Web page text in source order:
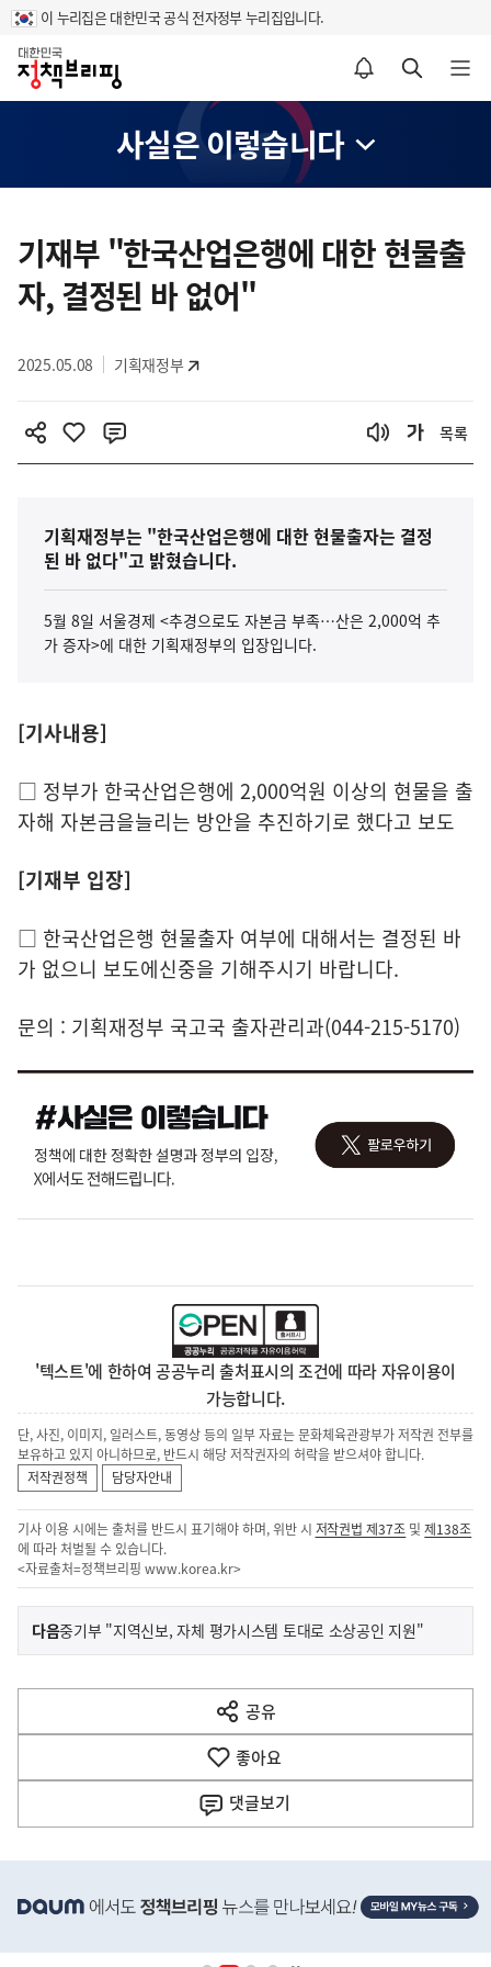
이 누리집은 대한민국 공식 전자정부 누리집입니다.
홈
알림설정 바로가기 검색 바로가기 메뉴 열기
사실은 이렇습니다
텐
츠
영
기재부 "한국산업은행에 대한 현물출
자, 결정된 바 없어"
2025.05.08 기획재정부
목록
기획재정부는 "한국산업은행에 대한 현물출자는 결정
된 바 없다"고 밝혔습니다.
5월 8일 서울경제 <추경으로도 자본금 부족…산은 2,000억 추
가 증자>에 대한 기획재정부의 입장입니다.
[기사내용]
□ 정부가 한국산업은행에 2,000억원 이상의 현물을 출
자해 자본금을늘리는 방안을 추진하기로 했다고 보도
[기재부 입장]
□ 한국산업은행 현물출자 여부에 대해서는 결정된 바
가 없으니 보도에신중을 기해주시기 바랍니다.
문의 : 기획재정부 국고국 출자관리과(044-215-5170)
'텍스트'에 한하여 공공누리 출처표시의 조건에 따라 자유이용이
가능합니다.
단, 사진, 이미지, 일러스트, 동영상 등의 일부 자료는 문화체육관광부가 저작권 전부를
보유하고 있지 아니하므로, 반드시 해당 저작권자의 허락을 받으셔야 합니다.
저작권정책
담당자안내
기사 이용 시에는 출처를 반드시 표기해야 하며, 위반 시 저작권법 제37조 및제138조
에 따라 처벌될 수 있습니다.
<자료출처=정책브리핑 www.korea.kr>
이
전
다
음
다음기
사
중기부 "지역신보, 자체 평가시스템 토대로 소상공인 지원"
공유
열
기
좋아요
댓글보기
단